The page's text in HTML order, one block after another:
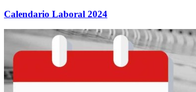
Calendario Laboral 2024